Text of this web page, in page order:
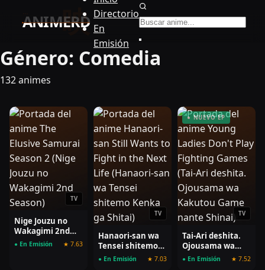
Directorio
En
Emisión
Buscar anime
Género: Comedia
132 animes
TV
Nige Jouzu no
Wakagimi 2nd
Season
● En Emisión ★ 7.63
TV
Hanaori-san wa
Tensei shitemo
Kenka ga Shitai
● En Emisión ★ 7.03
● NUEVO EP
TV
Tai-Ari deshita.
Ojousama wa
Kakutou Game
● En Emisión ★ 7.52